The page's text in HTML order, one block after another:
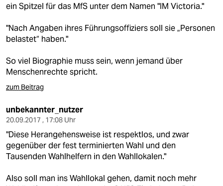
ein Spitzel für das MfS unter dem Namen "IM Victoria."
"Nach Angaben ihres Führungsoffiziers soll sie „Personen
belastet“ haben."
So viel Biographie muss sein, wenn jemand über
Menschenrechte spricht.
zum Beitrag
unbekannter_nutzer
20.09.2017 , 17:08 Uhr
"Diese Herangehensweise ist respektlos, und zwar
gegenüber der fest terminierten Wahl und den
Tausenden Wahlhelfern in den Wahllokalen."
Also soll man ins Wahllokal gehen, damit noch mehr